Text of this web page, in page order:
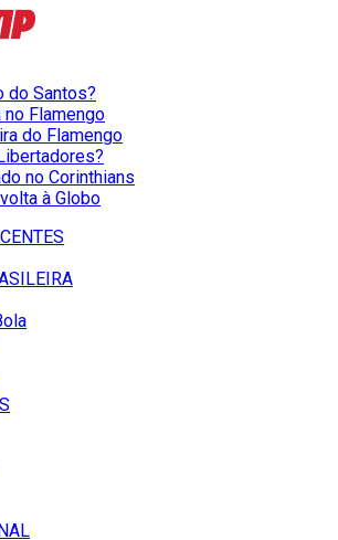
do Santos?
no Flamengo
do Flamengo
no Corinthians
à Globo